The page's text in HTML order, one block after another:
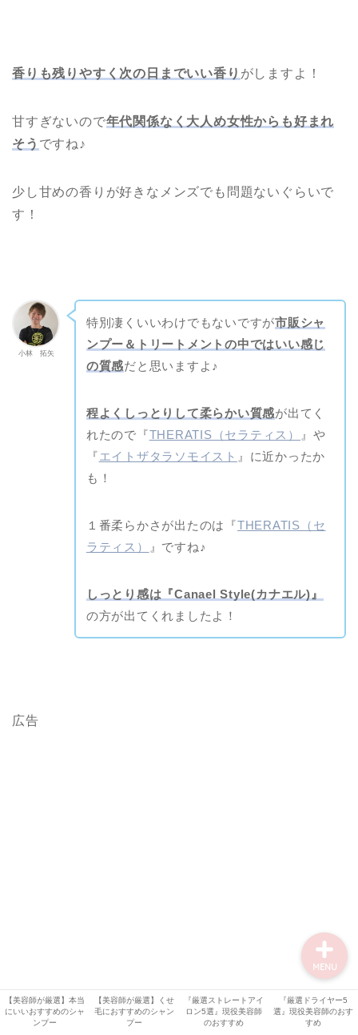
香りも残りやすく次の日までいい香り がしますよ！
甘すぎないので年代関係なく大人め女性からも好まれ
そう ですね♪
少し甘めの香りが好きなメンズでも問題ないぐらいで
す！
小林 拓矢
特別凄くいいわけでもないですが市販シャ
ンプー＆トリートメントの中ではいい感じ
の質感だと思いますよ♪
程よくしっとりして柔らかい質感が出てく
れたので『THERATIS（セラティス）
』や
『エイトザタラソモイスト 』に近かったか
も！
１番柔らかさが出たのは『THERATIS（セ
ラティス）
』ですね♪
しっとり感は『Canael Style(カナエル)』
の方が出てくれましたよ！
広告
【美容師が厳選】本当
にいいおすすめのシャ
ンプー
【美容師が厳選】くせ
毛におすすめのシャン
プー
『厳選ストレートアイ
ロン5選』現役美容師
のおすすめ
『厳選ドライヤー5
選』現役美容師のおす
すめ
MENU
ホーム
【ナプラ・ルベル・アリ
ミノ記事】